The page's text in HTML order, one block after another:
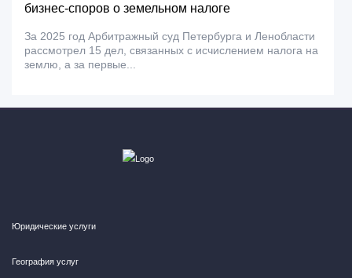
бизнес-споров о земельном налоге
За 2025 год Арбитражный суд Петербурга и Ленобласти
рассмотрел 15 дел, связанных с исчислением налога на
землю, а за первые...
Юридические услуги
География услуг